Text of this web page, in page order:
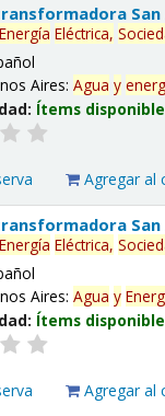
Energía Eléctrica,
Aires:Agua y
Ítems
Agregar al
Energía Eléctrica,
Aires:Agua y
Ítems
Agregar al